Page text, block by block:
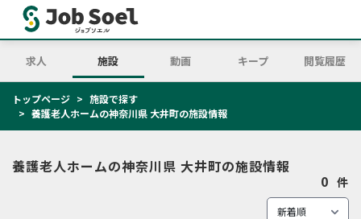
求人 施設 動画 キープ 閲覧履歴
トップページ
施設で探す
養護老人ホームの神奈川県 大井町の施設情報
養護老人ホームの神奈川県 大井町の施設情報
0 件